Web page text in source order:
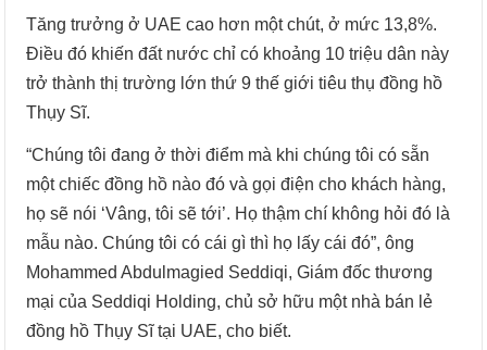
Tăng trưởng ở UAE cao hơn một chút, ở mức 13,8%.
Điều đó khiến đất nước chỉ có khoảng 10 triệu dân này
trở thành thị trường lớn thứ 9 thế giới tiêu thụ đồng hồ
Thụy Sĩ.
“Chúng tôi đang ở thời điểm mà khi chúng tôi có sẵn
một chiếc đồng hồ nào đó và gọi điện cho khách hàng,
họ sẽ nói ‘Vâng, tôi sẽ tới’. Họ thậm chí không hỏi đó là
mẫu nào. Chúng tôi có cái gì thì họ lấy cái đó”, ông
Mohammed Abdulmagied Seddiqi, Giám đốc thương
mại của Seddiqi Holding, chủ sở hữu một nhà bán lẻ
đồng hồ Thụy Sĩ tại UAE, cho biết.